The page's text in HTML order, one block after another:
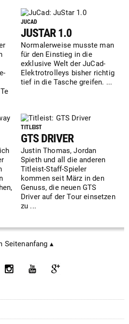
JUCAD
JUSTAR 1.0
Normalerweise musste man
für den Einstieg in die
exklusive Welt der JuCad-
Elektrotrolleys bisher richtig
tief in die Tasche greifen. ...
TITLEIST
GTS DRIVER
Justin Thomas, Jordan
Spieth und all die anderen
Titleist-Staff-Spieler
kommen seit März in den
Genuss, die neuen GTS
Driver auf der Tour einsetzen
zu ...
Seitenanfang ▴